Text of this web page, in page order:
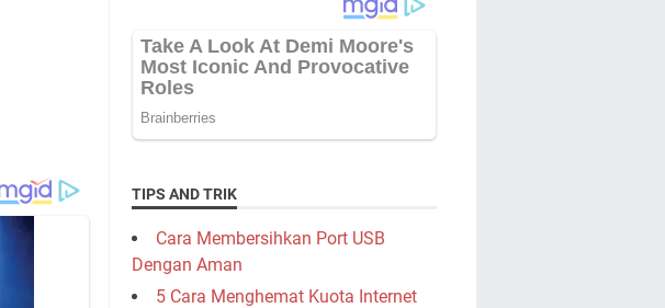
TIPS AND TRIK
Cara Membersihkan Port USB
Dengan Aman
5 Cara Menghemat Kuota Internet